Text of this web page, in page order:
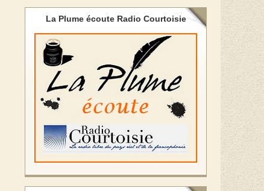
La Plume écoute Radio Courtoisie